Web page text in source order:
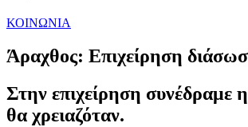
ΚΟΙΝΩΝΙΑ
Άραχθος: Επιχείρηση
Στην επιχείρηση
θα χρειαζόταν.